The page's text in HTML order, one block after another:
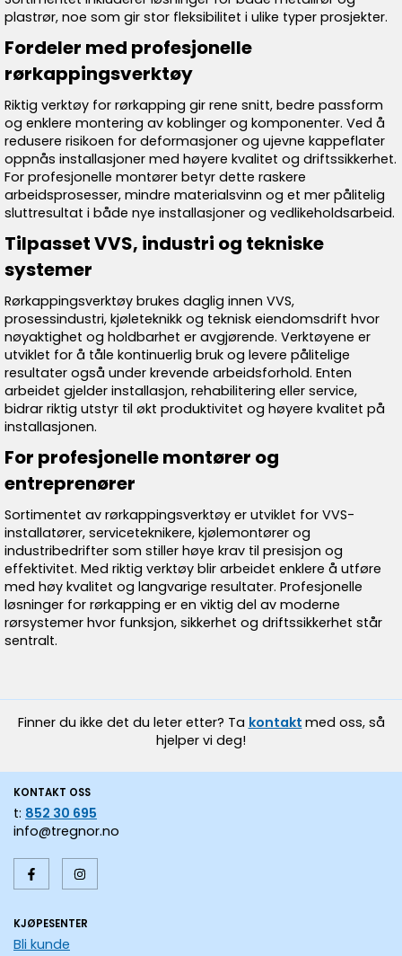
plastrør, noe som gir stor fleksibilitet i ulike typer prosjekter.
Fordeler med profesjonelle
rørkappingsverktøy
Riktig verktøy for rørkapping gir rene snitt, bedre passform
og enklere montering av koblinger og komponenter. Ved å
redusere risikoen for deformasjoner og ujevne kappeflater
oppnås installasjoner med høyere kvalitet og driftssikkerhet.
For profesjonelle montører betyr dette raskere
arbeidsprosesser, mindre materialsvinn og et mer pålitelig
sluttresultat i både nye installasjoner og vedlikeholdsarbeid.
Tilpasset VVS, industri og tekniske
systemer
Rørkappingsverktøy brukes daglig innen VVS,
prosessindustri, kjøleteknikk og teknisk eiendomsdrift hvor
nøyaktighet og holdbarhet er avgjørende. Verktøyene er
utviklet for å tåle kontinuerlig bruk og levere pålitelige
resultater også under krevende arbeidsforhold. Enten
arbeidet gjelder installasjon, rehabilitering eller service,
bidrar riktig utstyr til økt produktivitet og høyere kvalitet på
installasjonen.
For profesjonelle montører og
entreprenører
Sortimentet av rørkappingsverktøy er utviklet for VVS-
installatører, serviceteknikere, kjølemontører og
industribedrifter som stiller høye krav til presisjon og
effektivitet. Med riktig verktøy blir arbeidet enklere å utføre
med høy kvalitet og langvarige resultater. Profesjonelle
løsninger for rørkapping er en viktig del av moderne
rørsystemer hvor funksjon, sikkerhet og driftssikkerhet står
sentralt.
Finner du ikke det du leter etter? Ta kontakt med oss, så
hjelper vi deg!
KONTAKT OSS
t: 852 30 695
info@tregnor.no
KJØPESENTER
Bli kunde